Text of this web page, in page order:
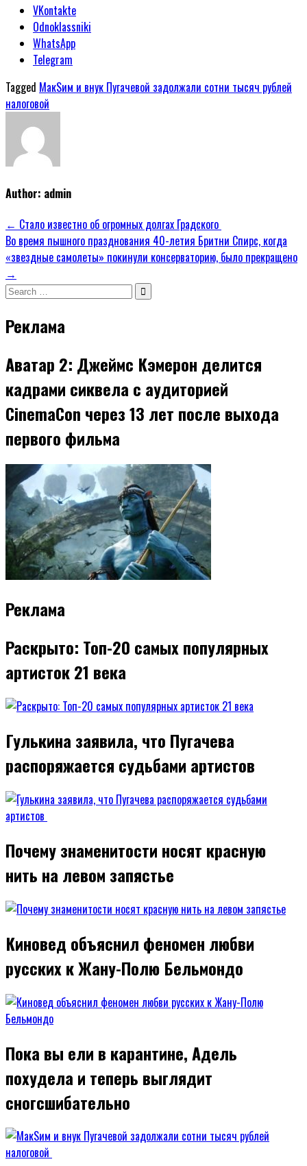
VKontakte
Odnoklassniki
WhatsApp
Telegram
Tagged МакSим и внук Пугачевой задолжали сотни тысяч рублей
налоговой
Author: admin
Навигация
по
записям
← Стало известно об огромных долгах Градского
Во время пышного празднования 40-летия Бритни Спирс, когда
«звездные самолеты» покинули консерваторию, было прекращено
→
Search
Реклама
Аватар 2: Джеймс Кэмерон делится
кадрами сиквела с аудиторией
CinemaCon через 13 лет после выхода
первого фильма
Реклама
Раскрыто: Топ-20 самых популярных
артисток 21 века
Гулькина заявила, что Пугачева
распоряжается судьбами артистов
Почему знаменитости носят красную
нить на левом запястье
Киновед объяснил феномен любви
русских к Жану-Полю Бельмондо
Пока вы ели в карантине, Адель
похудела и теперь выглядит
сногсшибательно